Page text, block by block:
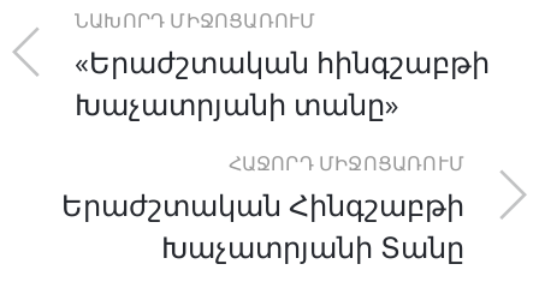
ՆԱԽՈՐԴ ՄԻՋՈՑԱՌՈՒՄ
«Երաժշտական հինգշաբթի
Խաչատրյանի տանը»
ՀԱՋՈՐԴ ՄԻՋՈՑԱՌՈՒՄ
Երաժշտական Հինգշաբթի
Խաչատրյանի Տանը